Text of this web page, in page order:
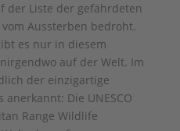
der Liste der gefährdeten
Aussterben bedroht.
es nur in diesem
auf der Welt. Im
der einzigartige
Die UNESCO
Range Wildlife